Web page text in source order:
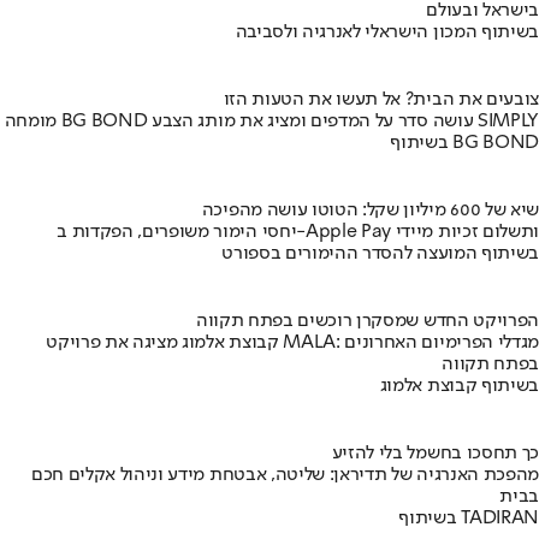
בישראל ובעולם
בשיתוף המכון הישראלי לאנרגיה ולסביבה
צובעים את הבית? אל תעשו את הטעות הזו
מומחה BG BOND עושה סדר על המדפים ומציג את מותג הצבע SIMPLY
בשיתוף BG BOND
שיא של 600 מיליון שקל: הטוטו עושה מהפיכה
יחסי הימור משופרים, הפקדות ב-Apple Pay ותשלום זכיות מיידי
בשיתוף המועצה להסדר ההימורים בספורט
הפרויקט החדש שמסקרן רוכשים בפתח תקווה
קבוצת אלמוג מציגה את פרויקט MALA: מגדלי הפרימיום האחרונים
בפתח תקווה
בשיתוף קבוצת אלמוג
כך תחסכו בחשמל בלי להזיע
מהפכת האנרגיה של תדיראן: שליטה, אבטחת מידע וניהול אקלים חכם
בבית
בשיתוף TADIRAN